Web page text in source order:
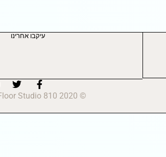
עיקבו אחרינו
© 2020 810 Dance Floor Studio.